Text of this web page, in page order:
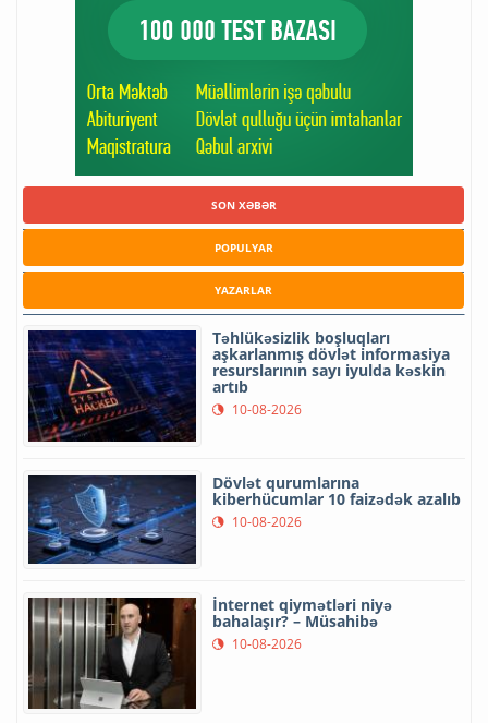
SON XƏBƏR
POPULYAR
YAZARLAR
Təhlükəsizlik boşluqları
aşkarlanmış dövlət informasiya
resurslarının sayı iyulda kəskin
artıb
10-08-2026
Dövlət qurumlarına
kiberhücumlar 10 faizədək azalıb
10-08-2026
İnternet qiymətləri niyə
bahalaşır? – Müsahibə
10-08-2026